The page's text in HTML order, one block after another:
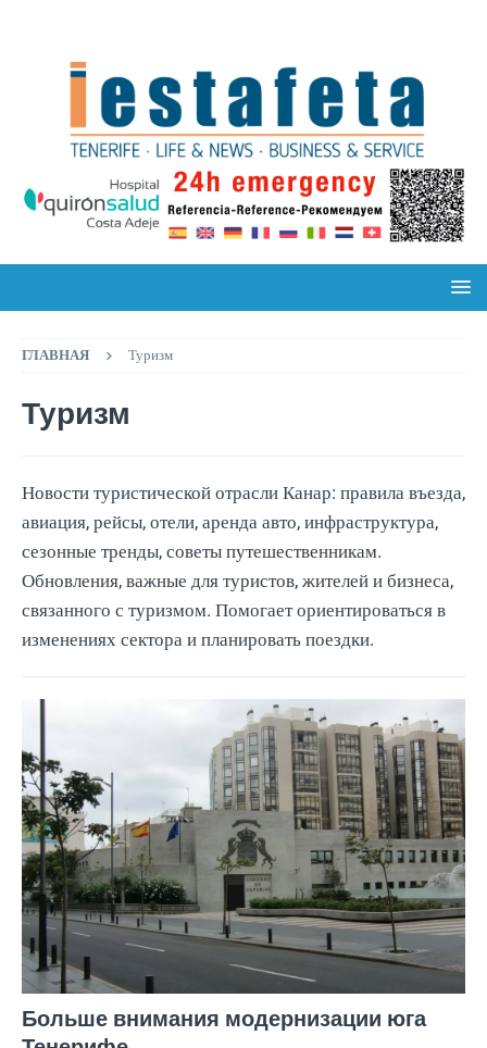
ГЛАВНАЯ Туризм
Туризм
Новости туристической отрасли Канар: правила въезда,
авиация, рейсы, отели, аренда авто, инфраструктура,
сезонные тренды, советы путешественникам.
Обновления, важные для туристов, жителей и бизнеса,
связанного с туризмом. Помогает ориентироваться в
изменениях сектора и планировать поездки.
Больше внимания модернизации юга